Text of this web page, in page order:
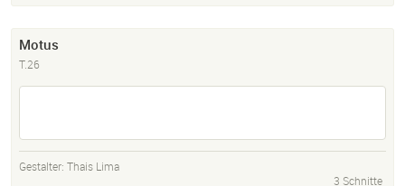
Motus
T.26
Gestalter: Thais Lima
3 Schnitte